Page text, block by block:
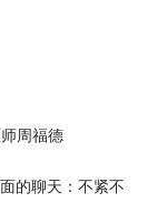
周福德
的聊天：不紧不